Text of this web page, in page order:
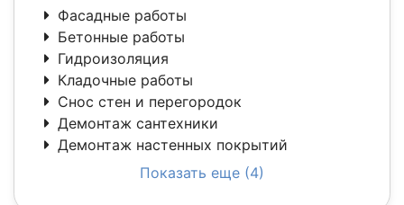
Фасадные работы
Бетонные работы
Гидроизоляция
Кладочные работы
Снос стен и перегородок
Демонтаж сантехники
Демонтаж настенных покрытий
Показать еще (4)